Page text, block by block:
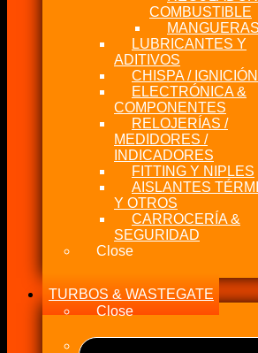
COMBUSTIBLE
MANGUERAS
LUBRICANTES Y
ADITIVOS
CHISPA / IGNICIÓN
ELECTRÓNICA &
COMPONENTES
RELOJERÍAS /
MEDIDORES /
INDICADORES
FITTING Y NIPLES
AISLANTES
Y OTROS
CARROCERÍA &
SEGURIDAD
Close
TURBOS & WASTEGATE
Close